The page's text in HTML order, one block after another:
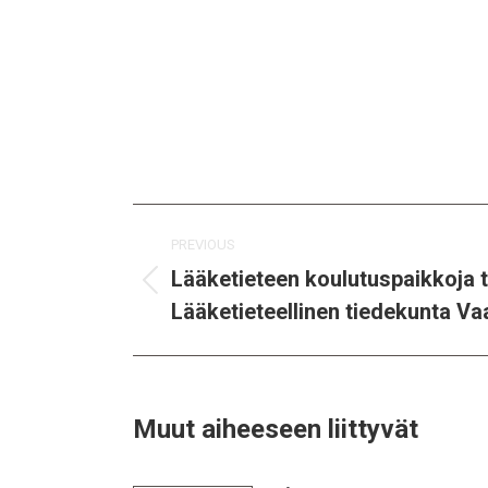
navigation
PREVIOUS
Previous
post:
Lääketieteen koulutuspaikkoja
Lääketieteellinen tiedekunta
Muut aiheeseen liittyvät